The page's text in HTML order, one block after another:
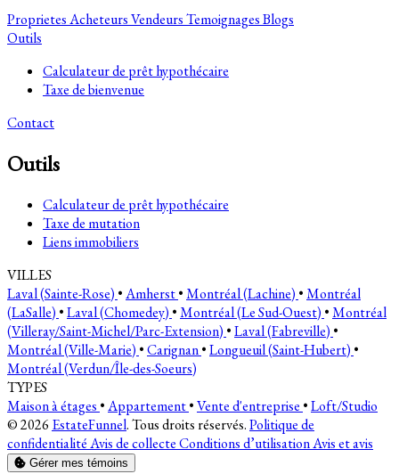
ProprietesAcheteursVendeursTemoignagesBlogs
Outils
Calculateur de prêt hypothécaire
Taxe de bienvenue
Contact
Outils
Calculateur de prêt hypothécaire
Taxe de mutation
Liens immobiliers
VILLES
Laval (Sainte-Rose) •Amherst•Montréal (Lachine) •Montréal
(LaSalle) •Laval (Chomedey) •Montréal (Le Sud-Ouest) •Montréal
(Villeray/Saint-Michel/Parc-Extension) •Laval (Fabreville) •
Montréal (Ville-Marie) •Carignan•Longueuil (Saint-Hubert) •
Montréal (Verdun/Île-des-Soeurs)
TYPES
Maison à étages •Appartement•Vente d'entreprise •Loft/Studio
© 2026 EstateFunnel. Tous droits réservés.Politique de
confidentialitéAvis de collecteConditions d’utilisationAvis et avis
Gérer mes témoins